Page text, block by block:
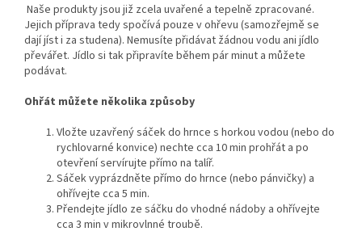
Naše produkty jsou již zcela uvařené a tepelně zpracované.
Jejich příprava tedy spočívá pouze v ohřevu (samozřejmě se
dají jíst i za studena). Nemusíte přidávat žádnou vodu ani jídlo
převářet. Jídlo si tak připravíte během pár minut a můžete
podávat.
Ohřát můžete několika způsoby
Vložte uzavřený sáček do hrnce s horkou vodou (nebo do
rychlovarné konvice) nechte cca 10 min prohřát a po
otevření servírujte přímo na talíř.
Sáček vyprázdněte přímo do hrnce (nebo pánvičky) a
ohřívejte cca 5 min.
Přendejte jídlo ze sáčku do vhodné nádoby a ohřívejte
cca 3 min v mikrovlnné troubě.